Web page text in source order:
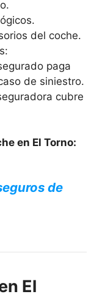
del coche.
paga
de siniestro.
cubre
en El Torno:
de
El